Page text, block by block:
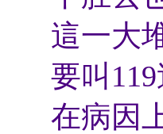
這一大
要叫
在病因